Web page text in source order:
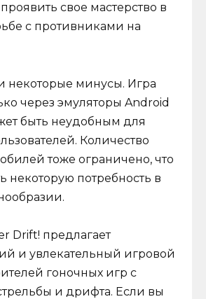
свое мастерство в
с противниками на
некоторые минусы. Игра
через эмуляторы Android
быть неудобным для
Количество
тоже ограничено, что
некоторую потребность в
Drift! предлагает
и увлекательный игровой
гоночных игр с
и дрифта. Если вы